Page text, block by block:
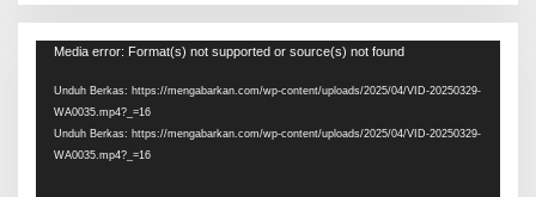
Pemutar
Media error: Format(s) not supported or source(s) not found
Unduh Berkas: https://mengabarkan.com/wp-content/uploads/2025/04/VID-20250329-
WA0035.mp4?_=16
Unduh Berkas: https://mengabarkan.com/wp-content/uploads/2025/04/VID-20250329-
WA0035.mp4?_=16